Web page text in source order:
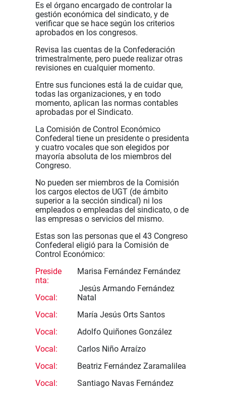
Es el órgano encargado de controlar la
gestión económica del sindicato, y de
verificar que se hace según los criterios
aprobados en los congresos.
Revisa las cuentas de la Confederación
trimestralmente, pero puede realizar otras
revisiones en cualquier momento.
Entre sus funciones está la de cuidar que,
todas las organizaciones, y en todo
momento, aplican las normas contables
aprobadas por el Sindicato.
La Comisión de Control Económico
Confederal tiene un presidente o presidenta
y cuatro vocales que son elegidos por
mayoría absoluta de los miembros del
Congreso.
No pueden ser miembros de la Comisión
los cargos electos de UGT (de ámbito
superior a la sección sindical) ni los
empleados o empleadas del sindicato, o de
las empresas o servicios del mismo.
Estas son las personas que el 43 Congreso
Confederal eligió para la Comisión de
Control Económico:
Preside
nta:
Vocal:
Vocal:
Vocal:
Vocal:
Vocal:
Vocal:
Marisa Fernández Fernández
Jesús Armando Fernández
Natal
María Jesús Orts Santos
Adolfo Quiñones González
Carlos Niño Arraízo
Beatriz Fernández Zaramalilea
Santiago Navas Fernández